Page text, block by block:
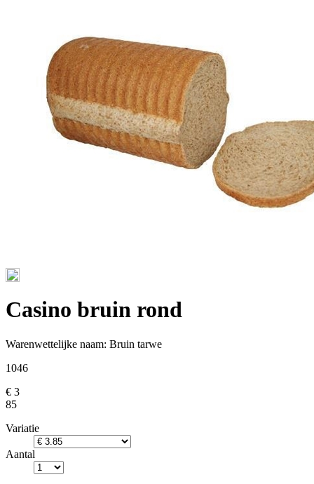
Casino bruin rond
Warenwettelijke naam: Bruin tarwe
1046
€ 3
85
Variatie
Aantal